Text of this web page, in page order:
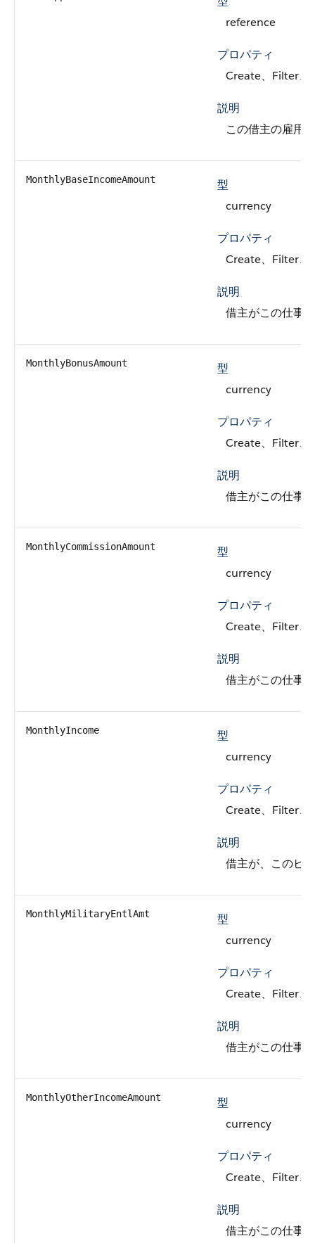
reference
プロパティ
Create、Filter
説明
この借主の雇用
MonthlyBaseIncomeAmount
型
currency
プロパティ
Create、Filter
説明
借主がこの仕事
MonthlyBonusAmount
型
currency
プロパティ
Create、Filter
説明
借主がこの仕事
MonthlyCommissionAmount
型
currency
プロパティ
Create、Filter
説明
借主がこの仕事
MonthlyIncome
型
currency
プロパティ
Create、Filter
説明
借主が、このビ
MonthlyMilitaryEntlAmt
型
currency
プロパティ
Create、Filter
説明
借主がこの仕事
MonthlyOtherIncomeAmount
型
currency
プロパティ
Create、Filter
説明
借主がこの仕事